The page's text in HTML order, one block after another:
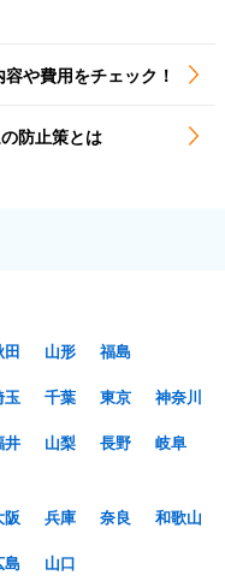
や費用をチェック！
防止策とは
田 山形
福島
玉 千葉 東京
神奈川
井 山梨 長野
岐阜
阪 兵庫 奈良
和歌山
島
山口